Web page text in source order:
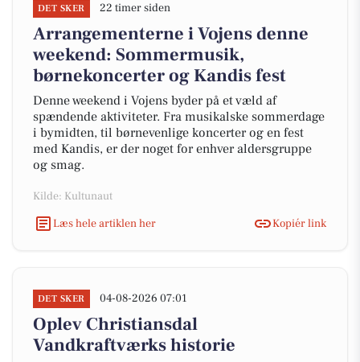
DET SKER 22 timer siden
Arrangementerne i Vojens denne
weekend: Sommermusik,
børnekoncerter og Kandis fest
Denne weekend i Vojens byder på et væld af
spændende aktiviteter. Fra musikalske sommerdage
i bymidten, til børnevenlige koncerter og en fest
med Kandis, er der noget for enhver aldersgruppe
og smag.
Kilde: Kultunaut
Læs hele artiklen her
Kopiér link
DET SKER 04-08-2026 07:01
Oplev Christiansdal
Vandkraftværks historie